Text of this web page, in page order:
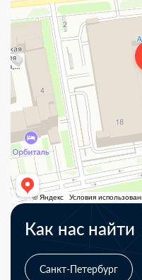
Как нас найти
Санкт-Петербург